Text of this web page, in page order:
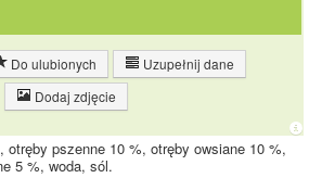
Do ulubionych
Uzupełnij dane
Dodaj zdjęcie
otręby pszenne 10 %, otręby owsiane 10 %,
5 %, woda, sól.